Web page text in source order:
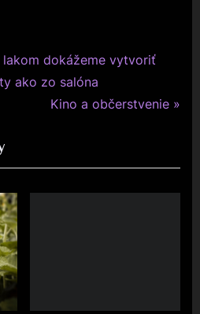
dokážeme vytvoriť
ako zo salóna
N
t
P
Kino a občerstvenie